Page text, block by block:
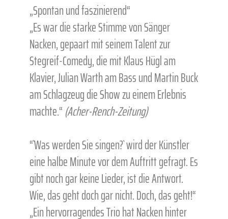
„Spontan und faszinierend“
„Es war die starke Stimme von Sänger
Nacken, gepaart mit seinem Talent zur
Stegreif-Comedy, die mit Klaus Hügl am
Klavier, Julian Warth am Bass und Martin Buck
am Schlagzeug die Show zu einem Erlebnis
machte.“(Acher-Rench-Zeitung)
“`Was werden Sie singen?` wird der Künstler
eine halbe Minute vor dem Auftritt gefragt. Es
gibt noch gar keine Lieder, ist die Antwort.
Wie, das geht doch gar nicht. Doch, das geht!“
„Ein hervorragendes Trio hat Nacken hinter